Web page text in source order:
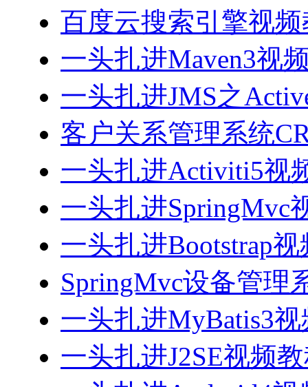
百度云搜索引擎视
一头扎进Maven3视
一头扎进JMS之
客户关系管理系统
一头扎进Activiti5视
一头扎进SpringMvc
一头扎进Bootstrap
SpringMvc设备管理
一头扎进MyBatis3
一头扎进J2SE视频